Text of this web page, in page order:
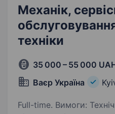
Механік,
техніки
35 000 – 55 000
Ваєр Україна
Full-time. Вимоги: Технічна освіта ; Гарний